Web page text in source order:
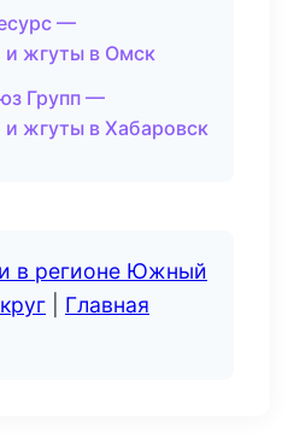
—
жгуты в Омск
Групп —
жгуты в Хабаровск
в регионе Южный
Главная